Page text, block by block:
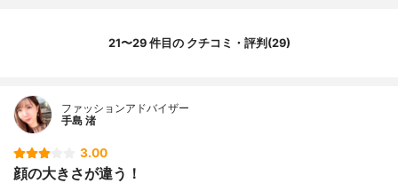
21〜29 件目の クチコミ・評判(29)
ファッションアドバイザー
手島 渚
3.00
顔の大きさが違う！